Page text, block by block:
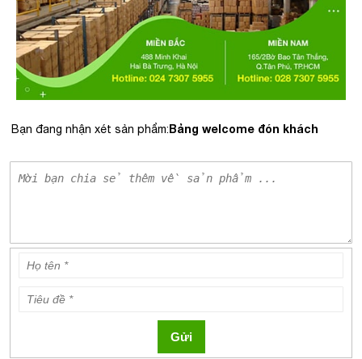
Bạn đang nhận xét sản phẩm:Bảng welcome đón khách
Gửi